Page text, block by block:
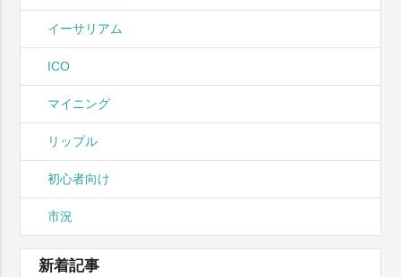
イーサリアム
ICO
マイニング
リップル
初心者向け
市況
新着記事